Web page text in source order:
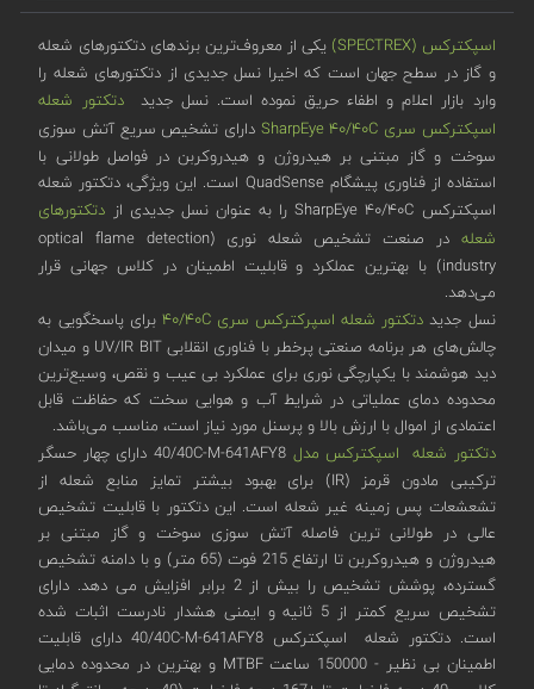
اسپکترکس (SPECTREX)
یکی از معروف‌ترین برندهای دتکتورهای شعله
و گاز در سطح جهان است که اخیرا نسل جدیدی از دتکتورهای شعله را
وارد بازار اعلام و اطفاء حریق نموده است. نسل جدید
دتکتور شعله
اسپکترکس سری SharpEye ۴۰/۴۰C
دارای تشخیص سریع آتش سوزی
سوخت و گاز مبتنی بر هیدروژن و هیدروکربن در فواصل طولانی با
استفاده از فناوری پیشگام QuadSense است. این ویژگی، دتکتور شعله
اسپکترکس SharpEye ۴۰/۴۰C را به عنوان نسل جدیدی از
دتکتورهای
شعله
در صنعت تشخیص شعله نوری (optical flame detection
industry) با بهترین عملکرد و قابلیت اطمینان در کلاس جهانی قرار
می‌دهد.
نسل جدیددتکتور شعله اسپرکترکس سری ۴۰/۴۰C
برای پاسخگویی به
چالش‌های هر برنامه صنعتی پرخطر با فناوری انقلابی UV/IR BIT و میدان
دید هوشمند با یکپارچگی نوری برای عملکرد بی عیب و نقص، وسیع‌ترین
محدوده دمای عملیاتی در شرایط آب و هوایی سخت که حفاظت قابل
اعتمادی از اموال با ارزش بالا و پرسنل مورد نیاز است، مناسب می‌باشد.
دتکتور شعله اسپکترکس مدل
40/40C-M-641AFY8 دارای چهار حسگر
ترکیبی مادون قرمز (IR) برای بهبود بیشتر تمایز منابع شعله از
تشعشعات پس زمینه غیر شعله است. این دتکتور با قابلیت تشخیص
عالی در طولانی ترین فاصله آتش سوزی سوخت و گاز مبتنی بر
هیدروژن و هیدروکربن تا ارتفاع 215 فوت (65 متر) و با دامنه تشخیص
گسترده، پوشش تشخیص را بیش از 2 برابر افزایش می دهد. دارای
تشخیص سریع کمتر از 5 ثانیه و ایمنی هشدار نادرست اثبات شده
است. دتکتور شعله اسپکترکس 40/40C-M-641AFY8 دارای قابلیت
اطمینان بی نظیر - 150000 ساعت MTBF و بهترین در محدوده دمایی